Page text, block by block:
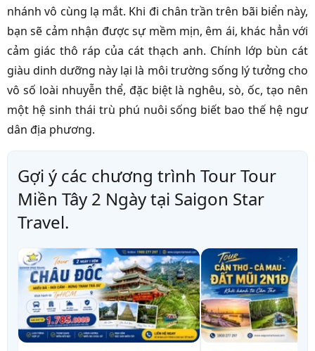
nhánh vô cùng lạ mắt. Khi đi chân trần trên bãi biển này,
bạn sẽ cảm nhận được sự mềm mịn, êm ái, khác hẳn với
cảm giác thô ráp của cát thạch anh. Chính lớp bùn cát
giàu dinh dưỡng này lại là môi trường sống lý tưởng cho
vô số loài nhuyễn thể, đặc biệt là nghêu, sò, ốc, tạo nên
một hệ sinh thái trù phú nuôi sống biết bao thế hệ ngư
dân địa phương.
Gợi ý các chương trình Tour Tour
Miền Tây 2 Ngày tại Saigon Star
Travel.